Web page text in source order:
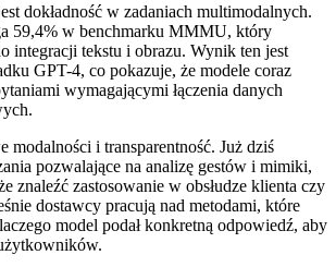
dokładność w zadaniach multimodalnych.
59,4% w benchmarku MMMU, który
integracji tekstu i obrazu. Wynik ten jest
GPT-4, co pokazuje, że modele coraz
wymagającymi łączenia danych
modalności i transparentność. Już dziś
pozwalające na analizę gestów i mimiki,
znaleźć zastosowanie w obsłudze klienta czy
dostawcy pracują nad metodami, które
model podał konkretną odpowiedź, aby